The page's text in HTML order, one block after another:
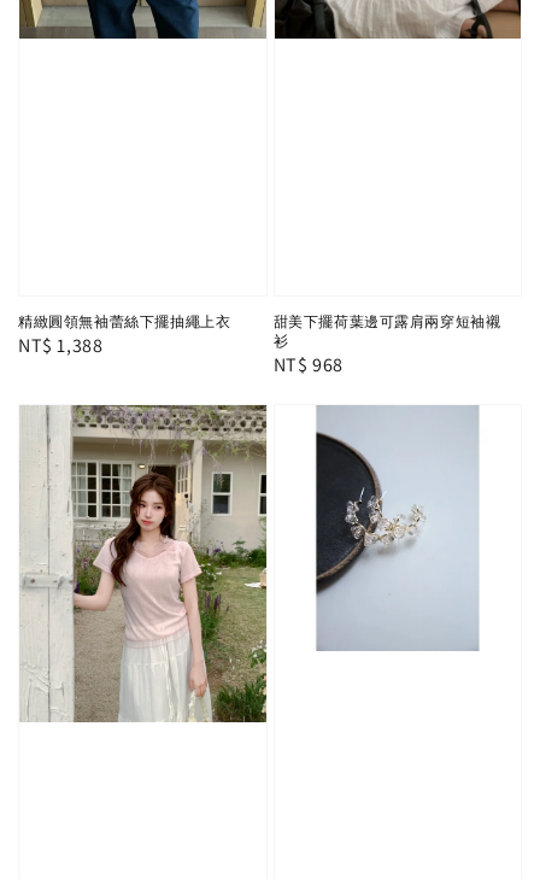
精緻圓領無袖蕾絲下擺抽繩上衣
Regular
NT$ 1,388
甜美下擺荷葉邊可露肩兩穿短袖襯
衫
Regular
NT$ 968